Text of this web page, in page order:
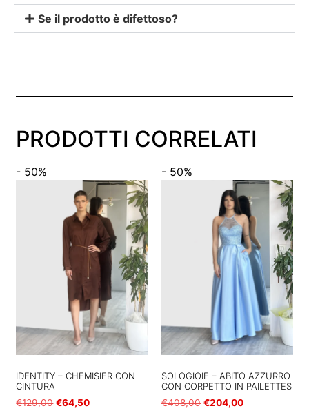
Se il prodotto è difettoso?
PRODOTTI CORRELATI
- 50%
IDENTITY – CHEMISIER CON
CINTURA
€129,00 €64,50
- 50%
SOLOGIOIE – ABITO AZZURRO
CON CORPETTO IN PAILETTES
€408,00 €204,00